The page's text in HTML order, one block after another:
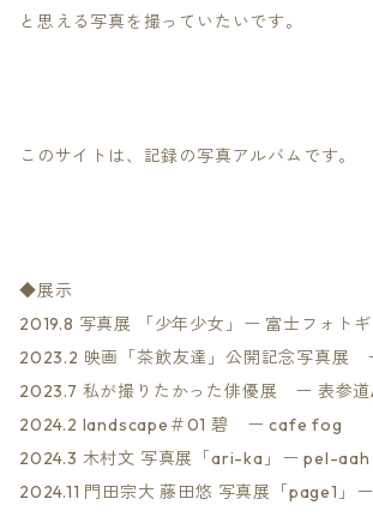
と思える写真を撮っていたいです。
​このサイトは、記録の写真アルバムです。
​◆展示
2019.8 写真展 「少年少女」ー 富士フォト
2023.2 映画「茶飲友達」公開記念写真展
2023.7 私が撮りたかった俳優展 ー 表参
2024.2 landscape＃01 碧 ー cafe fog
2024.3 木村文 写真展「ari-ka」ー pel-aah
2024.11 門田宗大 藤田悠 写真展「page1」